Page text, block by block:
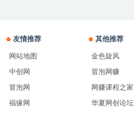
友情推荐
网站地图
中创网
冒泡网
福缘网
其他推荐
金色旋风
冒泡网赚
网赚课程之家
华夏网创论坛